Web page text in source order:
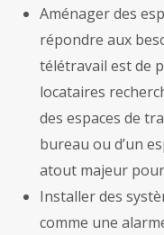
Aménager des
répondre aux
télétravail est de
locataires
des espaces de
bureau ou d’un
atout majeur
Installer des
comme une